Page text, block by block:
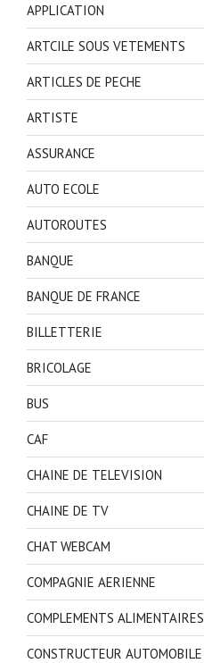
APPLICATION
ARTCILE SOUS VETEMENTS
ARTICLES DE PECHE
ARTISTE
ASSURANCE
AUTO ECOLE
AUTOROUTES
BANQUE
BANQUE DE FRANCE
BILLETTERIE
BRICOLAGE
BUS
CAF
CHAINE DE TELEVISION
CHAINE DE TV
CHAT WEBCAM
COMPAGNIE AERIENNE
COMPLEMENTS ALIMENTAIRES
CONSTRUCTEUR AUTOMOBILE